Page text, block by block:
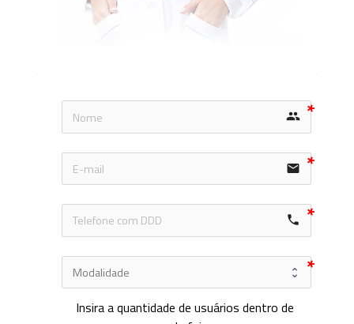
group
email
local_phone
Insira a quantidade de usuários dentro de